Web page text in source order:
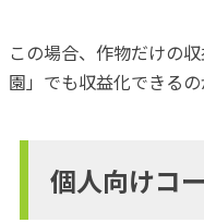
この場合、作物だけの
園」でも収益化できるの
個人向けコ